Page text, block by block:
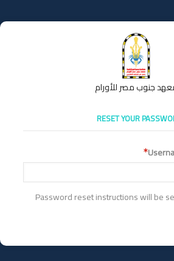
جنوب مصر للأورام
RESET YOUR
Password reset instructions will be